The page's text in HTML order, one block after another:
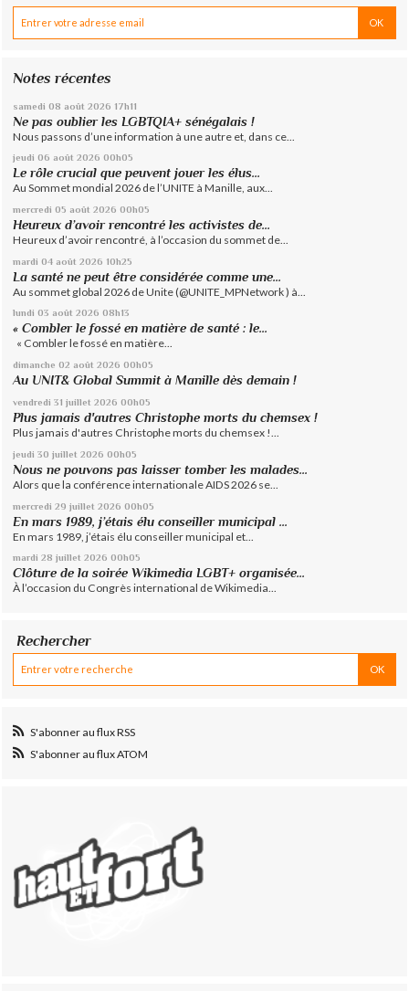
Notes récentes
samedi 08 août 2026 17h11
Ne pas oublier les LGBTQIA+ sénégalais !
Nous passons d’une information à une autre et, dans ce...
jeudi 06 août 2026 00h05
Le rôle crucial que peuvent jouer les élus...
Au Sommet mondial 2026 de l’UNITE à Manille, aux...
mercredi 05 août 2026 00h05
Heureux d’avoir rencontré les activistes de...
Heureux d’avoir rencontré, à l’occasion du sommet de...
mardi 04 août 2026 10h25
La santé ne peut être considérée comme une...
Au sommet global 2026 de Unite (@UNITE_MPNetwork ) à...
lundi 03 août 2026 08h13
« Combler le fossé en matière de santé : le...
« Combler le fossé en matière...
dimanche 02 août 2026 00h05
Au UNIT& Global Summit à Manille dès demain !
vendredi 31 juillet 2026 00h05
Plus jamais d'autres Christophe morts du chemsex !
Plus jamais d'autres Christophe morts du chemsex !...
jeudi 30 juillet 2026 00h05
Nous ne pouvons pas laisser tomber les malades...
Alors que la conférence internationale AIDS 2026 se...
mercredi 29 juillet 2026 00h05
En mars 1989, j’étais élu conseiller municipal ...
En mars 1989, j’étais élu conseiller municipal et...
mardi 28 juillet 2026 00h05
Clôture de la soirée Wikimedia LGBT+ organisée...
À l’occasion du Congrès international de Wikimedia...
Rechercher
S'abonner au flux RSS
S'abonner au flux ATOM